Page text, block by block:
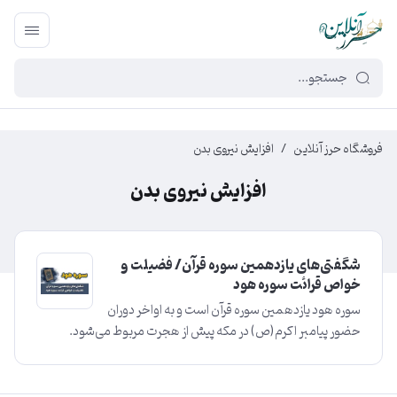
449f43cf-3da2-4422-bb12-2566cb5b8b05
فروشگاه حرز آنلاین / افزایش نیروی بدن
افزایش نیروی بدن
شگفتی‌های یازدهمین سوره قرآن/ فضیلت و
خواص قرائت سوره هود
سوره هود یازدهمین سوره قرآن است و به اواخر دوران
حضور پیامبر اکرم(ص) در مکه پیش از هجرت مربوط می‌شود.